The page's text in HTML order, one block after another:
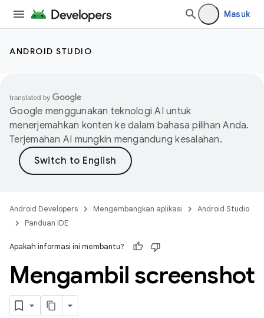
Masuk
ANDROID STUDIO
Google menggunakan teknologi AI untuk
menerjemahkan konten ke dalam bahasa pilihan Anda.
Terjemahan AI mungkin mengandung kesalahan.
Android Developers Mengembangkan aplikasi
Android Studio
Panduan IDE
Apakah informasi ini membantu?
Mengambil screenshot